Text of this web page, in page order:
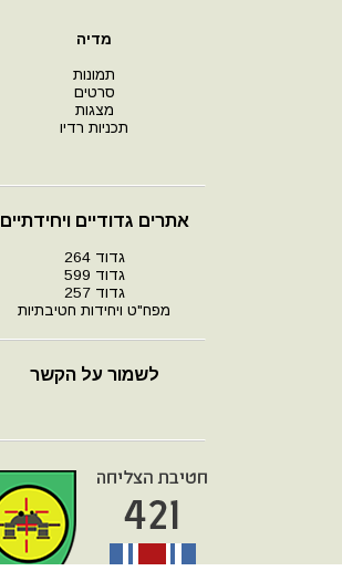
מדיה
תמונות
סרטים
מצגות
תכניות רדיו
אתרים גדודיים ויחידתיים
גדוד 264
גדוד 599
גדוד 257
מפח"ט ויחידות חטיבתיות
לשמור על הקשר